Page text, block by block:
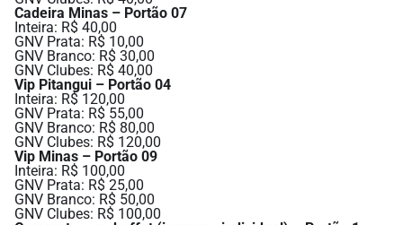
Cadeira Minas – Portão 07
Inteira: R$ 40,00
GNV Prata: R$ 10,00
GNV Branco: R$ 30,00
GNV Clubes: R$ 40,00
Vip Pitangui – Portão 04
Inteira: R$ 120,00
GNV Prata: R$ 55,00
GNV Branco: R$ 80,00
GNV Clubes: R$ 120,00
Vip Minas – Portão 09
Inteira: R$ 100,00
GNV Prata: R$ 25,00
GNV Branco: R$ 50,00
GNV Clubes: R$ 100,00